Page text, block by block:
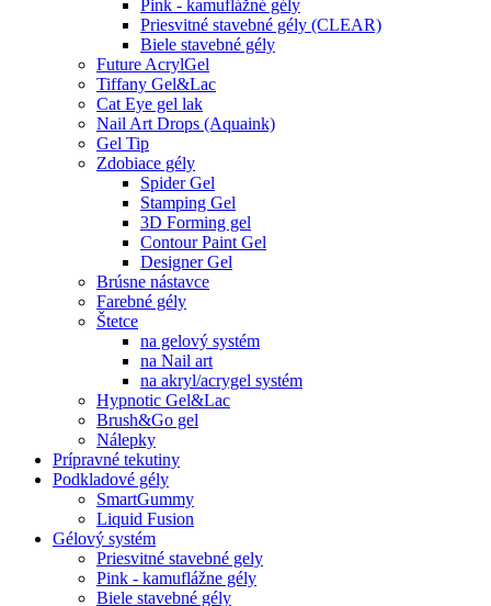
Pink - kamuflážné gély
Priesvitné stavebné gély (CLEAR)
Biele stavebné gély
Future AcrylGel
Tiffany Gel&Lac
Cat Eye gel lak
Nail Art Drops (Aquaink)
Gel Tip
Zdobiace gély
Spider Gel
Stamping Gel
3D Forming gel
Contour Paint Gel
Designer Gel
Brúsne nástavce
Farebné gély
Štetce
na gelový systém
na Nail art
na akryl/acrygel systém
Hypnotic Gel&Lac
Brush&Go gel
Nálepky
Prípravné tekutiny
Podkladové gély
SmartGummy
Liquid Fusion
Gélový systém
Priesvitné stavebné gely
Pink - kamuflážne gély
Biele stavebné gély